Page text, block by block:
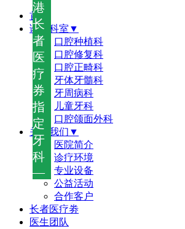
港
长
者
医
疗
券
指
定
牙
科
—
首页
诊疗科室▼
口腔种植科
口腔修复科
口腔正畸科
牙体牙髓科
牙周病科
儿童牙科
口腔颌面外科
关于我们▼
医院简介
诊疗环境
专业设备
公益活动
合作客户
长者医疗劵
医生团队